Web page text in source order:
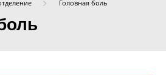
Головная боль